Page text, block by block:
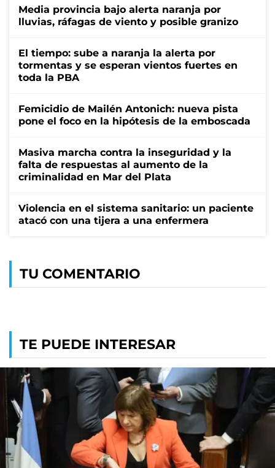
Media provincia bajo alerta naranja por
lluvias, ráfagas de viento y posible granizo
El tiempo: sube a naranja la alerta por
tormentas y se esperan vientos fuertes en
toda la PBA
Femicidio de Mailén Antonich: nueva pista
pone el foco en la hipótesis de la emboscada
Masiva marcha contra la inseguridad y la
falta de respuestas al aumento de la
criminalidad en Mar del Plata
Violencia en el sistema sanitario: un paciente
atacó con una tijera a una enfermera
TU COMENTARIO
TE PUEDE INTERESAR